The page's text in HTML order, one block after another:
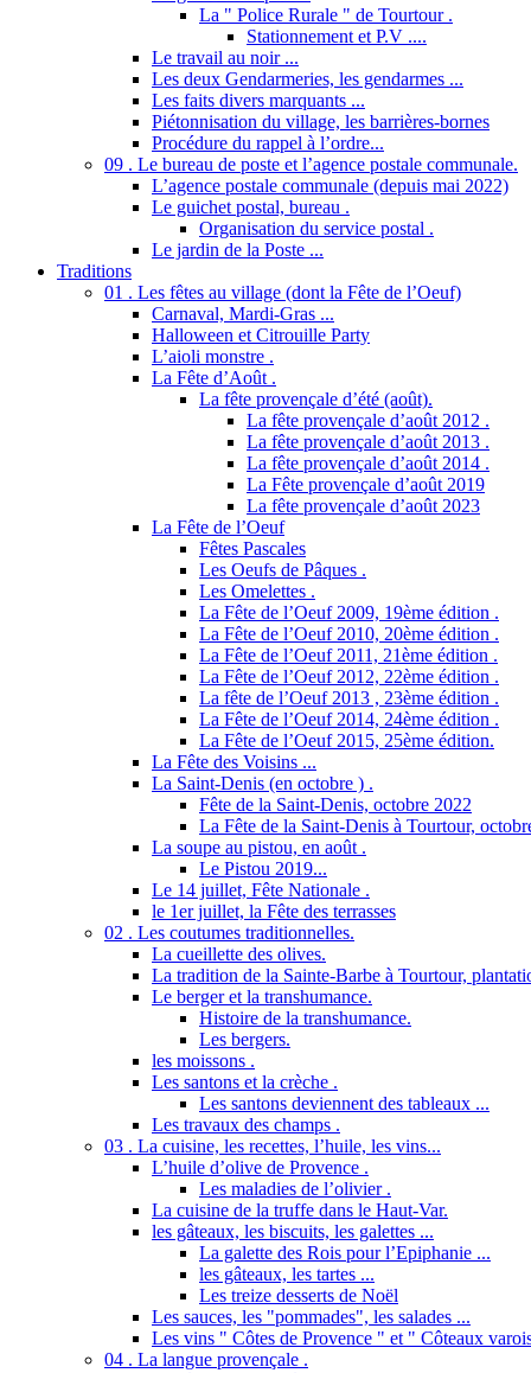
La " Police Rurale " de Tourtour .
Stationnement et P.V ....
Le travail au noir ...
Les deux Gendarmeries, les gendarmes ...
Les faits divers marquants ...
Piétonnisation du village, les barrières-bornes
Procédure du rappel à l’ordre...
09 . Le bureau de poste et l’agence postale communale.
L’agence postale communale (depuis mai 2022)
Le guichet postal, bureau .
Organisation du service postal .
Le jardin de la Poste ...
Traditions
01 . Les fêtes au village (dont la Fête de l’Oeuf)
Carnaval, Mardi-Gras ...
Halloween et Citrouille Party
L’aioli monstre .
La Fête d’Août .
La fête provençale d’été (août).
La fête provençale d’août 2012 .
La fête provençale d’août 2013 .
La fête provençale d’août 2014 .
La Fête provençale d’août 2019
La fête provençale d’août 2023
La Fête de l’Oeuf
Fêtes Pascales
Les Oeufs de Pâques .
Les Omelettes .
La Fête de l’Oeuf 2009, 19ème édition .
La Fête de l’Oeuf 2010, 20ème édition .
La Fête de l’Oeuf 2011, 21ème édition .
La Fête de l’Oeuf 2012, 22ème édition .
La fête de l’Oeuf 2013 , 23ème édition .
La Fête de l’Oeuf 2014, 24ème édition .
La Fête de l’Oeuf 2015, 25ème édition.
La Fête des Voisins ...
La Saint-Denis (en octobre ) .
Fête de la Saint-Denis, octobre 2022
La Fête de la Saint-Denis à Tourtour,
La soupe au pistou, en août .
Le Pistou 2019...
Le 14 juillet, Fête Nationale .
le 1er juillet, la Fête des terrasses
02 . Les coutumes traditionnelles.
La cueillette des olives.
La tradition de la Sainte-Barbe à Tourtour,
Le berger et la transhumance.
Histoire de la transhumance.
Les bergers.
les moissons .
Les santons et la crèche .
Les santons deviennent des tableaux ...
Les travaux des champs .
03 . La cuisine, les recettes, l’huile, les vins...
L’huile d’olive de Provence .
Les maladies de l’olivier .
La cuisine de la truffe dans le Haut-Var.
les gâteaux, les biscuits, les galettes ...
La galette des Rois pour l’Epiphanie ...
les gâteaux, les tartes ...
Les treize desserts de Noël
Les sauces, les "pommades", les salades ...
Les vins " Côtes de Provence " et " Côteaux
04 . La langue provençale .